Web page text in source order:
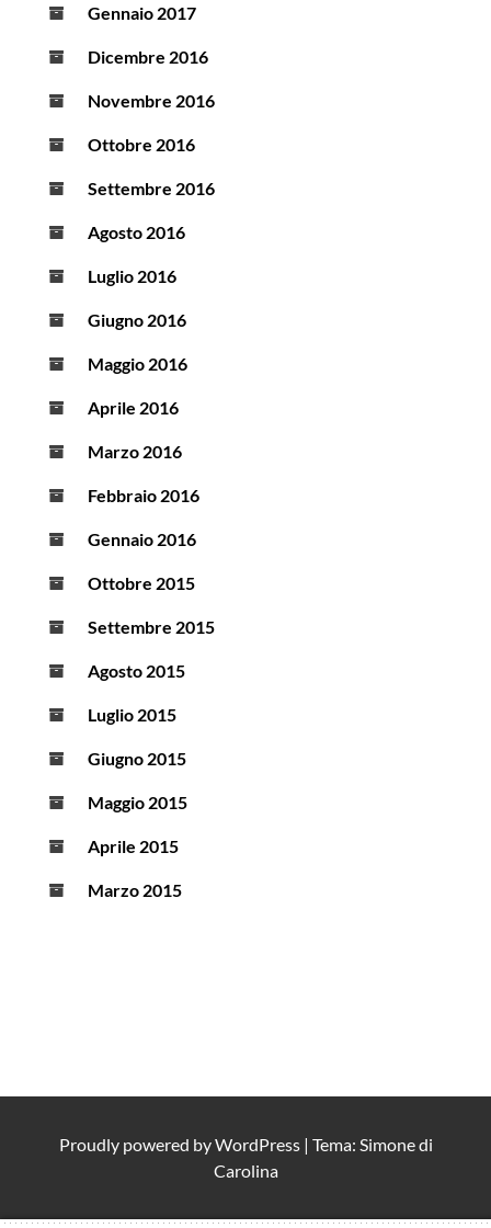
Gennaio 2017
Dicembre 2016
Novembre 2016
Ottobre 2016
Settembre 2016
Agosto 2016
Luglio 2016
Giugno 2016
Maggio 2016
Aprile 2016
Marzo 2016
Febbraio 2016
Gennaio 2016
Ottobre 2015
Settembre 2015
Agosto 2015
Luglio 2015
Giugno 2015
Maggio 2015
Aprile 2015
Marzo 2015
Proudly powered byWordPress | Tema: Simone di
Carolina